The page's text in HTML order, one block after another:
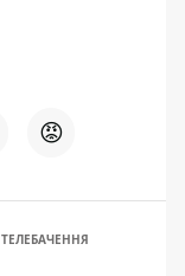
😡
ТЕЛЕБАЧЕННЯ